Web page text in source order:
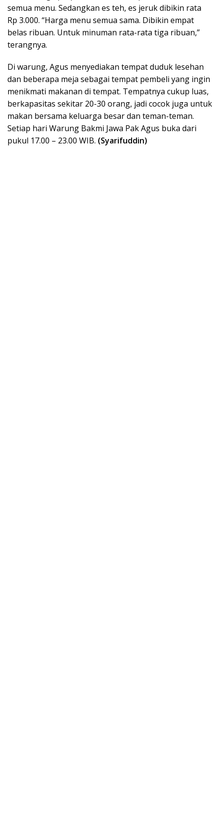
semua menu. Sedangkan es teh, es jeruk dibikin rata
Rp 3.000. “Harga menu semua sama. Dibikin empat
belas ribuan. Untuk minuman rata-rata tiga ribuan,”
terangnya.
Di warung, Agus menyediakan tempat duduk lesehan
dan beberapa meja sebagai tempat pembeli yang ingin
menikmati makanan di tempat. Tempatnya cukup luas,
berkapasitas sekitar 20-30 orang, jadi cocok juga untuk
makan bersama keluarga besar dan teman-teman.
Setiap hari Warung Bakmi Jawa Pak Agus buka dari
pukul 17.00 – 23.00 WIB. (Syarifuddin)